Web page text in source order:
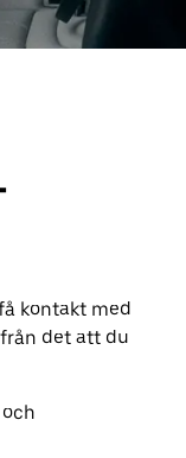
kontakt med
det att du